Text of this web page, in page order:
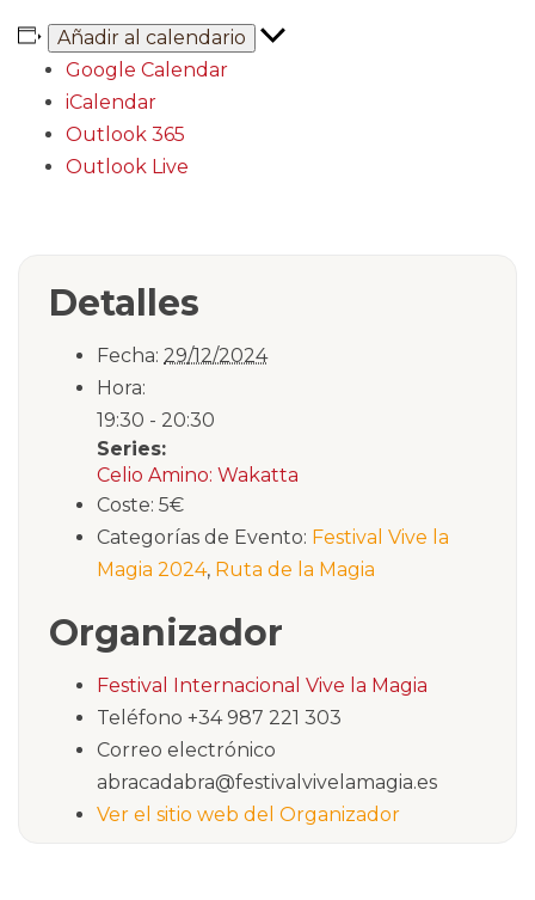
Añadir al calendario
Google Calendar
iCalendar
Outlook 365
Outlook Live
Detalles
Fecha: 29/12/2024
Hora:
19:30 - 20:30
Series:
Celio Amino: Wakatta
Coste: 5€
Categorías de Evento: Festival Vive la
Magia 2024, Ruta de la Magia
Organizador
Festival Internacional Vive la Magia
Teléfono +34 987 221 303
Correo electrónico
abracadabra@festivalvivelamagia.es
Ver el sitio web del Organizador